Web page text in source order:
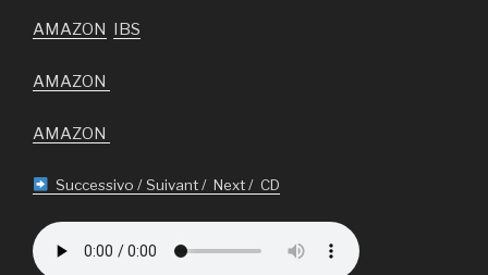
AMAZON IBS
AMAZON
AMAZON
Successivo / Suivant / Next / CD